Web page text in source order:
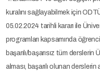
kuralını sağlayabilmek için
05.02.2024 tarihli kararı ile
programları kapsamında
başarılı/başarısız tüm
alması, başarılı olunan